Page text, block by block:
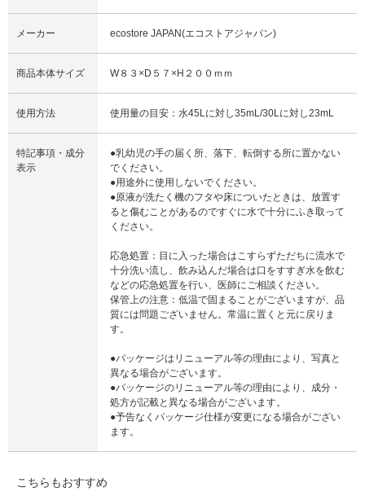
メーカー ecostore JAPAN(エコストアジャパン)
商品本体サイズ W８３×D５７×H２００ｍｍ
使用方法 使用量の目安：水45Lに対し35mL/30Lに対し23mL
特記事項・成分
表示
●乳幼児の手の届く所、落下、転倒する所に置かない
でください。
●用途外に使用しないでください。
●原液が洗たく機のフタや床についたときは、放置す
ると傷むことがあるのですぐに水で十分にふき取って
ください。
応急処置：目に入った場合はこすらずただちに流水で
十分洗い流し、飲み込んだ場合は口をすすぎ水を飲む
などの応急処置を行い、医師にご相談ください。
保管上の注意：低温で固まることがございますが、品
質には問題ございません。常温に置くと元に戻りま
す。
●パッケージはリニューアル等の理由により、写真と
異なる場合がございます。
●パッケージのリニューアル等の理由により、成分・
処方が記載と異なる場合がございます。
●予告なくパッケージ仕様が変更になる場合がござい
ます。
こちらもおすすめ